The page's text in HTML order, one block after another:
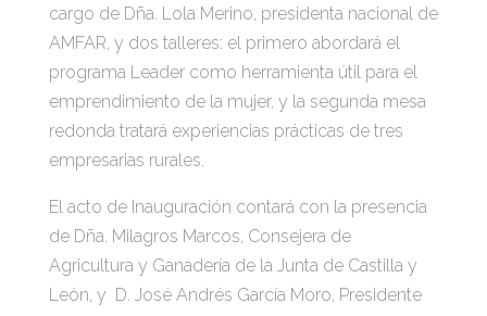
cargo de Dña. Lola Merino, presidenta nacional de
AMFAR, y dos talleres: el primero abordará el
programa Leader como herramienta útil para el
emprendimiento de la mujer, y la segunda mesa
redonda tratará experiencias prácticas de tres
empresarias rurales.
El acto de Inauguración contará con la presencia
de Dña. Milagros Marcos, Consejera de
Agricultura y Ganadería de la Junta de Castilla y
León, y D. José Andrés García Moro, Presidente